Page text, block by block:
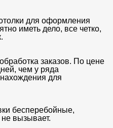
для оформления
иметь дело, все четко,
заказов. По цене
чем у ряда
для
бесперебойные,
вызывает.